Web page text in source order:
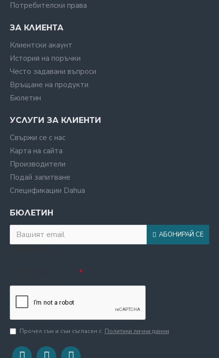
Потребителски права
ЗА КЛИЕНТА
Клиентски акаунт
История на поръчки
Често задавани въпроси
Връщане на продукти
Бюлетин
УСЛУГИ ЗА КЛИЕНТИ
Свържи се с нас
Карта на сайта
Производители
Подай запитване
Спецификации Dahua
БЮЛЕТИН
АБОНИРАЙ СЕ
Прочел съм и съм съгласен с Политики лични данни